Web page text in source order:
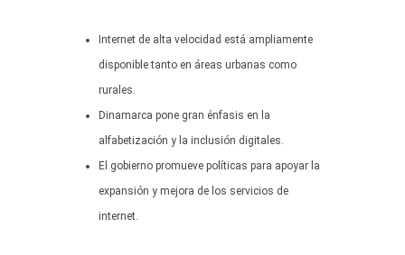
Internet de alta velocidad está ampliamente
disponible tanto en áreas urbanas como
rurales.
Dinamarca pone gran énfasis en la
alfabetización y la inclusión digitales.
El gobierno promueve políticas para apoyar la
expansión y mejora de los servicios de
internet.